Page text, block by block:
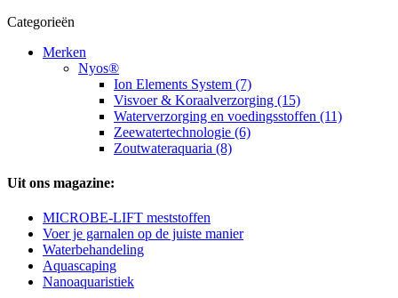
Categorieën
Merken
Nyos®
Ion Elements System (7)
Visvoer & Koraalverzorging (15)
Waterverzorging en voedingsstoffen (11)
Zeewatertechnologie (6)
Zoutwateraquaria (8)
Uit ons magazine:
MICROBE-LIFT meststoffen
Voer je garnalen op de juiste manier
Waterbehandeling
Aquascaping
Nanoaquaristiek